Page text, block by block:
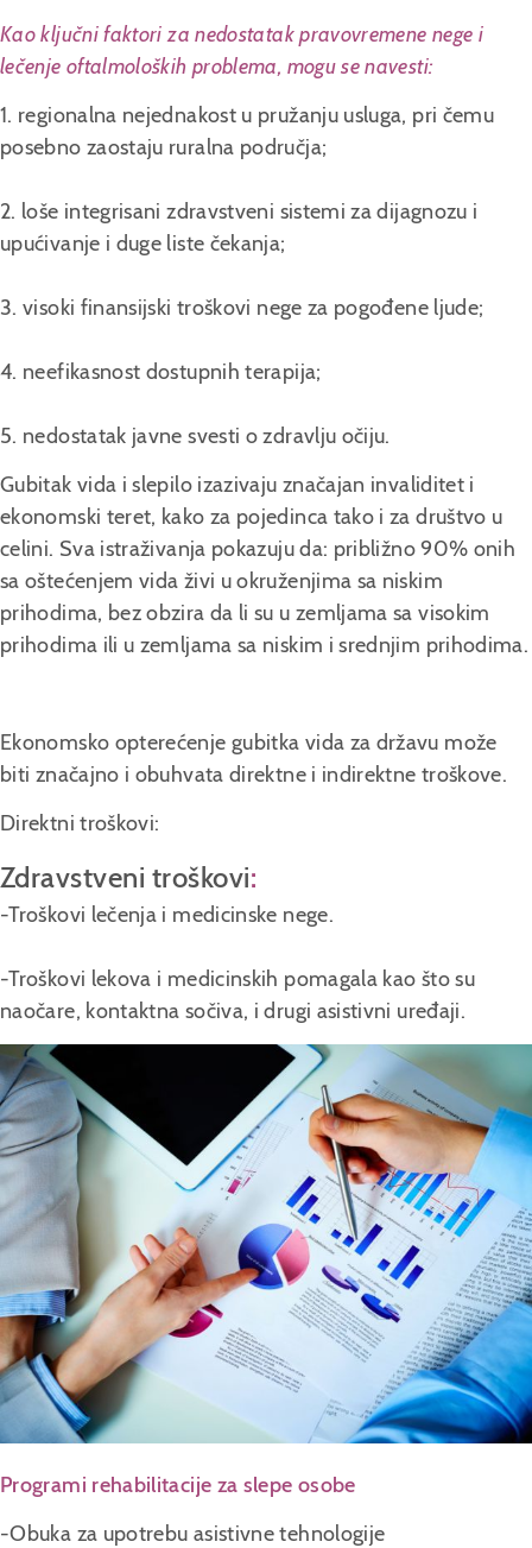
Kao ključni faktori za nedostatak pravovremene nege i
lečenje oftalmoloških problema, mogu se navesti:
1. regionalna nejednakost u pružanju usluga, pri čemu
posebno zaostaju ruralna područja;
2. loše integrisani zdravstveni sistemi za dijagnozu i
upućivanje i duge liste čekanja;
3. visoki finansijski troškovi nege za pogođene ljude;
4. neefikasnost dostupnih terapija;
5. nedostatak javne svesti o zdravlju očiju.
Gubitak vida i slepilo izazivaju značajan invaliditet i
ekonomski teret, kako za pojedinca tako i za društvo u
celini. Sva istraživanja pokazuju da: približno 90% onih
sa oštećenjem vida živi u okruženjima sa niskim
prihodima, bez obzira da li su u zemljama sa visokim
prihodima ili u zemljama sa niskim i srednjim prihodima.
Ekonomsko opterećenje gubitka vida za državu može
biti značajno i obuhvata direktne i indirektne troškove.
Direktni troškovi:
Zdravstveni troškovi:
-Troškovi lečenja i medicinske nege.
-Troškovi lekova i medicinskih pomagala kao što su
naočare, kontaktna sočiva, i drugi asistivni uređaji.
Programi rehabilitacije za slepe osobe
-Obuka za upotrebu asistivne tehnologije